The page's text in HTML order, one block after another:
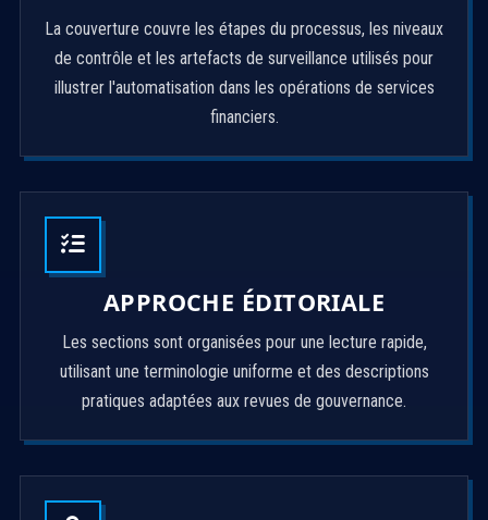
La couverture couvre les étapes du processus, les niveaux
de contrôle et les artefacts de surveillance utilisés pour
illustrer l'automatisation dans les opérations de services
financiers.
APPROCHE ÉDITORIALE
Les sections sont organisées pour une lecture rapide,
utilisant une terminologie uniforme et des descriptions
pratiques adaptées aux revues de gouvernance.